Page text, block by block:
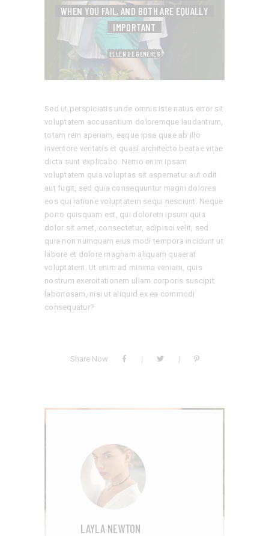
WHEN YOU FAIL, AND BOTH ARE EQUALLY
IMPORTANT
ELLEN DE GENERES
Sed ut perspiciatis unde omnis iste natus error sit
voluptatem accusantium doloremque laudantium,
totam rem aperiam, eaque ipsa quae ab illo
inventore veritatis et quasi architecto beatae vitae
dicta sunt explicabo. Nemo enim ipsam
voluptatem quia voluptas sit aspernatur aut odit
aut fugit, sed quia consequuntur magni dolores
eos qui ratione voluptatem sequi nesciunt. Neque
porro quisquam est, qui dolorem ipsum quia
dolor sit amet, consectetur, adipisci velit, sed
quia non numquam eius modi tempora incidunt ut
labore et dolore magnam aliquam quaerat
voluptatem. Ut enim ad minima veniam, quis
nostrum exercitationem ullam corporis suscipit
laboriosam, nisi ut aliquid ex ea commodi
consequatur?
Share Now
LAYLA NEWTON